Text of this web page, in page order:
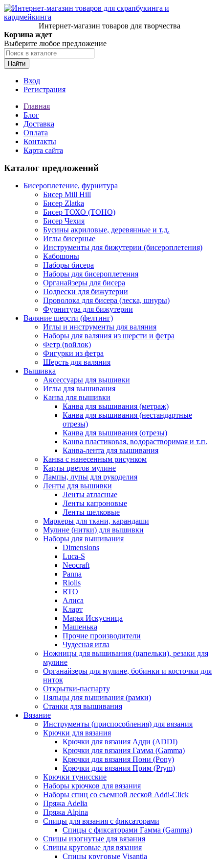
Интернет-магазин товаров для творчества
Корзина ждет
Выберите любое предложение
Найти
Вход
Регистрация
Главная
Блог
Доставка
Оплата
Контакты
Карта сайта
Каталог предложений
Бисероплетение, фурнитура
Бисер Mill Hill
Бисер Zlatka
Бисер ТОХО (TOHO)
Бисер Чехия
Бусины акриловые, деревянные и т.д.
Иглы бисерные
Инструменты для бижутерии (бисероплетения)
Кабошоны
Наборы бисера
Наборы для бисероплетения
Органайзеры для бисера
Подвески для бижутерии
Проволока для бисера (леска, шнуры)
Фурнитура для бижутерии
Валяние шерсти (фелтинг)
Иглы и инструменты для валяния
Наборы для валяния из шерсти и фетра
Фетр (войлок)
Фигурки из фетра
Шерсть для валяния
Вышивка
Аксессуары для вышивки
Иглы для вышивания
Канва для вышивки
Канва для вышивания (метраж)
Канва для вышивания (нестандартные
отрезы)
Канва для вышивания (отрезы)
Канва пластиковая, водорастворимая и т.п.
Канва-лента для вышивания
Канва с нанесенным рисунком
Карты цветов мулине
Лампы, лупы для рукоделия
Ленты для вышивки
Ленты атласные
Ленты капроновые
Ленты шелковые
Маркеры для ткани, карандаши
Мулине (нитки) для вышивки
Наборы для вышивания
Dimensions
Luca-S
Neocraft
Panna
Riolis
RTO
Алиса
Кларт
Марья Искусница
Машенька
Прочие производители
Чудесная игла
Ножницы для вышивания (цапельки), резаки для
мулине
Органайзеры для мулине, бобинки и косточки для
ниток
Открытки-паспарту
Пяльцы для вышивания (рамки)
Станки для вышивания
Вязание
Инструменты (приспособления) для вязания
Крючки для вязания
Крючки для вязания Адди (ADDI)
Крючки для вязания Гамма (Gamma)
Крючки для вязания Пони (Pony)
Крючки для вязания Прим (Prym)
Крючки тунисские
Наборы крючков для вязания
Наборы спиц со съемной леской Addi-Click
Пряжа Adelia
Пряжа Alpina
Спицы для вязания с фиксаторами
Спицы с фиксаторами Гамма (Gamma)
Спицы изогнутые для вязания
Спицы круговые для вязания
Спицы круговые Visantia